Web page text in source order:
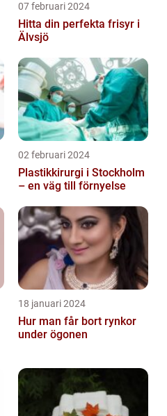
07 februari 2024
Hitta din perfekta frisyr i
Älvsjö
02 februari 2024
Plastikkirurgi i Stockholm
– en väg till förnyelse
18 januari 2024
Hur man får bort rynkor
under ögonen